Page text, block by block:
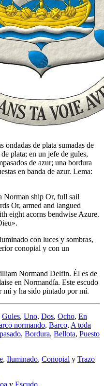
ondadas de plata sumadas de
plata; en un jefe de gules,
de azur; una bordura
en banda de azur. Lema:
Norman ship Or, full sail
Or, armed and langued
eight acorns bendwise Azure.
con luces y sombras,
conopial y con un
Normand Delfin. Él es de
en Normandía. Este escudo
mí y ha sido pintado por mí.
Gules, Uno, Dos, Ocho, En
normando, Barco, A toda
, Bordura, Bellota, Puesto
, Iluminado, Conopial y Trazo
y Escudo.